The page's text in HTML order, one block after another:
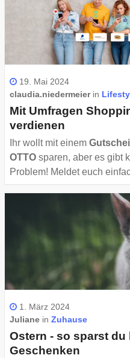
19. Mai 2024
claudia.niedermeierin
Mit Umfragen
verdienen
Ihr wollt mit einem
OTTOsparen, aber es gibt
Problem! Meldet euch
an undverdientinnerhalb
1. März 2024
Julianein Zuhause
Ostern - so sparst du
Geschenken